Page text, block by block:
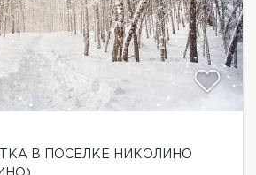
В ПОСЕЛКЕ НИКОЛИНО